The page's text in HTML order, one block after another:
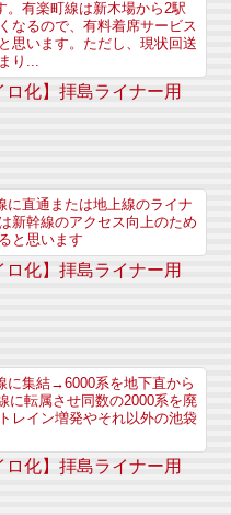
。有楽町線は新木場から2駅
なるので、有料着席サービス
思います。ただし、現状回送
り...
ロ化】拝島ライナー用
に直通または地上線のライナ
新幹線のアクセス向上のため
と思います
ロ化】拝島ライナー用
に集結→6000系を地下直から
に転属させ同数の2000系を廃
レイン増発やそれ以外の池袋
ロ化】拝島ライナー用